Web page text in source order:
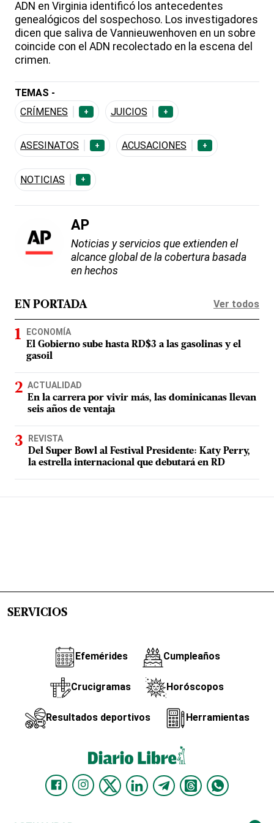
ADN en Virginia identificó los antecedentes
genealógicos del sospechoso. Los investigadores
dicen que saliva de Vannieuwenhoven en un sobre
coincide con el ADN recolectado en la escena del
crimen.
TEMAS -
CRÍMENES
+ JUICIOS +
ASESINATOS + ACUSACIONES +
NOTICIAS +
AP
Noticias y servicios que extienden el
alcance global de la cobertura basada
en hechos
EN PORTADA Ver todos
ECONOMÍA
El Gobierno sube hasta RD$3 a las gasolinas y el
gasoil
ACTUALIDAD
En la carrera por vivir más, las dominicanas llevan
seis años de ventaja
REVISTA
Del Super Bowl al Festival Presidente: Katy Perry,
la estrella internacional que debutará en RD
SERVICIOS
Efemérides Cumpleaños
Crucigramas Horóscopos
Resultados deportivos Herramientas